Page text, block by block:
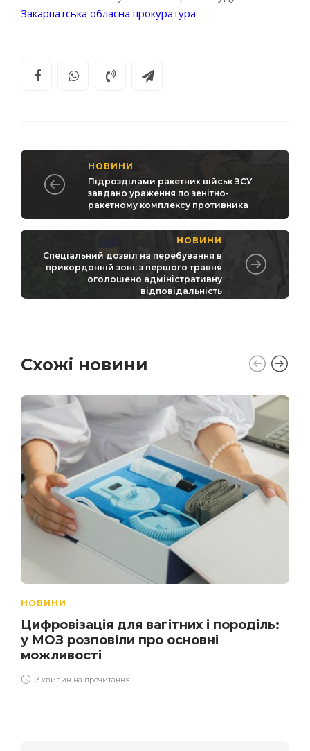
Закарпатська обласна прокуратура
НОВИНИ
Підрозділами ракетних військ ЗСУ
завдано ураження по зенітно-
ракетному комплексу противника
НОВИНИ
Спеціальний дозвіл на перебування в
прикордонній зоні: з першого травня
оголошено адміністративну
відповідальність
Схожі новини
НОВИНИ
Цифровізація для вагітних і породіль:
у МОЗ розповіли про основні
можливості
3 хвилин на прочитання